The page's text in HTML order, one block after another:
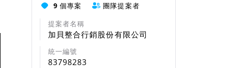
9 個專案
團隊提案者
提案者名稱
加貝整合行銷股份有限公司
統一編號
83798283